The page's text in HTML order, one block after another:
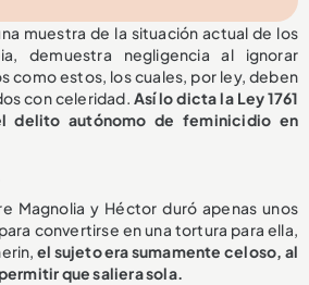
muestra de la situación actual de los
demuestra negligencia al ignorar
como estos, los cuales, por ley, deben
con celeridad. Así lo dicta la Ley 1761
delito autónomo de feminicidio en
Magnolia y Héctor duró apenas unos
convertirse en una tortura para ella,
el sujeto era sumamente celoso, al
que saliera sola.